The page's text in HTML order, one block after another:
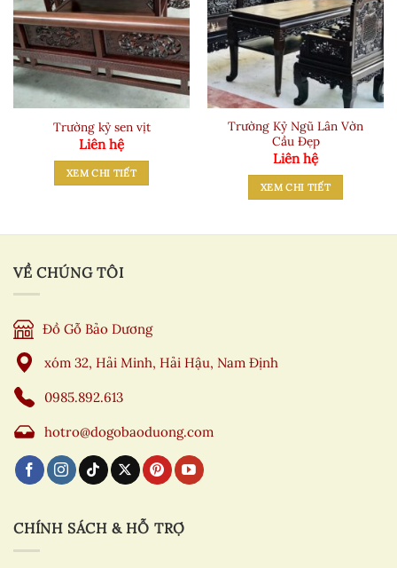
Trường kỷ sen vịt
Liên hệ
XEM CHI TIẾT
Trường Kỷ Ngũ Lân Vờn
Cầu Đẹp
Liên hệ
XEM CHI TIẾT
VỀ CHÚNG TÔI
Đồ Gỗ Bảo Dương
xóm 32, Hải Minh, Hải Hậu, Nam Định
0985.892.613
hotro@dogobaoduong.com
CHÍNH SÁCH & HỖ TRỢ